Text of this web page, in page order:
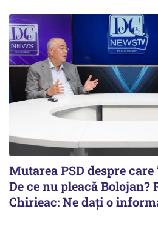
Mutarea PSD despre care
De ce nu pleacă Bolojan?
Chirieac: Ne dați o